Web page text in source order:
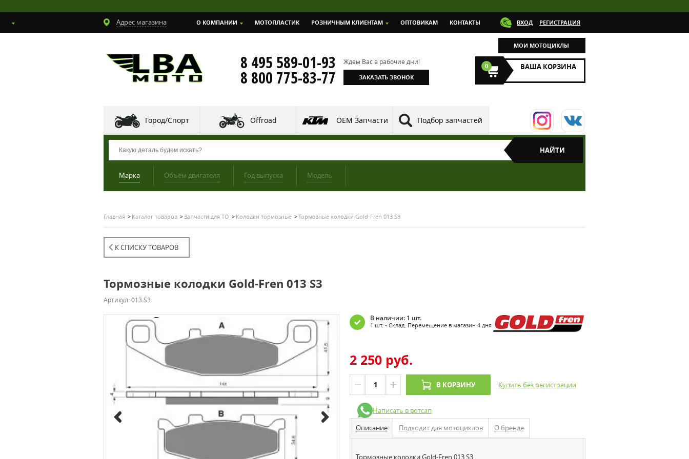
Адрес магазина О КОМПАНИИ МОТОПЛАСТИК РОЗНИЧНЫМ КЛИЕНТАМ ОПТОВИКАМ КОНТАКТЫ ВХОД РЕГИСТРАЦИЯ
МОИ МОТОЦИКЛЫ
8 495 589-01-93
8 800 775-83-77
Ждем Вас в рабочие дни!
ЗАКАЗАТЬ ЗВОНОК
0 ВАША КОРЗИНА
Город/Спорт Offroad OEM Запчасти Подбор запчастей
Марка Объём двигателя Год выпуска Модель
Главная Каталог товаров Запчасти для ТО Колодки тормозные Тормозные колодки Gold-Fren 013 S3
К СПИСКУ ТОВАРОВ
Тормозные колодки Gold-Fren 013 S3
Артикул: 013 S3
В наличии: 1 шт.
1 шт. - Склад. Перемещение в магазин 4 дня
2 250 руб.
В КОРЗИНУ Купить без регистрации
Написать в вотсап
Описание
Тормозные колодки Gold-Fren 013 S3..
Подходит для мотоциклов О бренде